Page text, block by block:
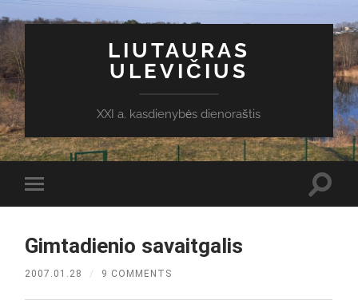
LIUTAURAS
ULEVIČIUS
XXI a. kasdienybės dienoraštis
Toggle
mobile
Gimtadienio savaitgalis
2007.01.28 / 9 COMMENTS